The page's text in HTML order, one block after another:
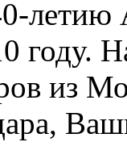
летию
году.
из